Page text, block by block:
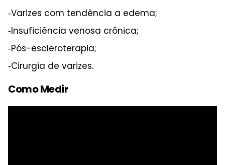
‑Varizes com tendência a edema;
‑Insuficiência venosa crônica;
‑Pós-escleroterapia;
‑Cirurgia de varizes.
Como Medir